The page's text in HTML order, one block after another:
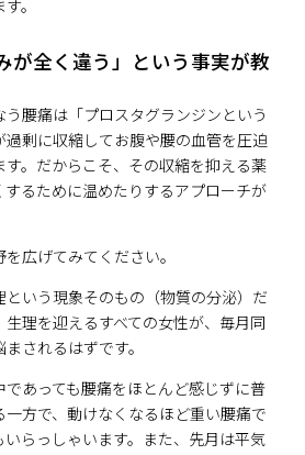
。
が全く違う」という事実が教
腰痛は「プロスタグランジンという
剰に収縮してお腹や腰の血管を圧迫
。だからこそ、その収縮を抑える薬
るために温めたりするアプローチが
広げてみてください。
いう現象そのもの（物質の分泌）だ
理を迎えるすべての女性が、毎月同
されるはずです。
であっても腰痛をほとんど感じずに普
方で、動けなくなるほど重い腰痛で
らっしゃいます。また、先月は平気